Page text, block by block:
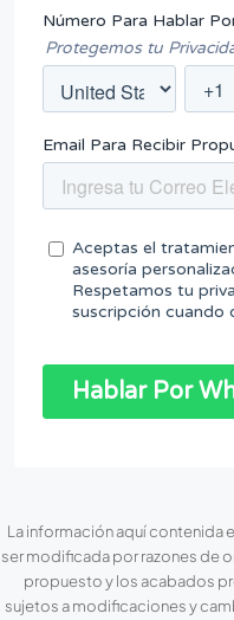
La información aquí contenida
ser modificada por razones de
propuesto y los acabados
sujetos a modificaciones y